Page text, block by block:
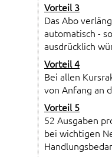
Vorteil 3
Das Abo
automatisch -
ausdrücklich
Vorteil 4
Bei allen
von Anfang an
Vorteil 5
52 Ausgaben
bei wichtigen